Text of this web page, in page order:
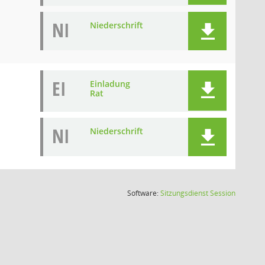
NI Niederschrift
EI
Einladung
Rat
NI Niederschrift
Software:SitzungsdienstSession(Wird in